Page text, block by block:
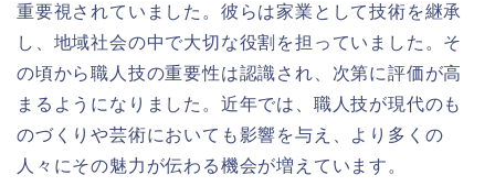
重要視されていました。彼らは家業として技術を継承
し、地域社会の中で大切な役割を担っていました。そ
の頃から職人技の重要性は認識され、次第に評価が高
まるようになりました。近年では、職人技が現代のも
のづくりや芸術においても影響を与え、より多くの
人々にその魅力が伝わる機会が増えています。